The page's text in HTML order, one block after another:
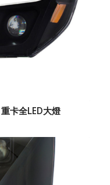
卡全LED大燈